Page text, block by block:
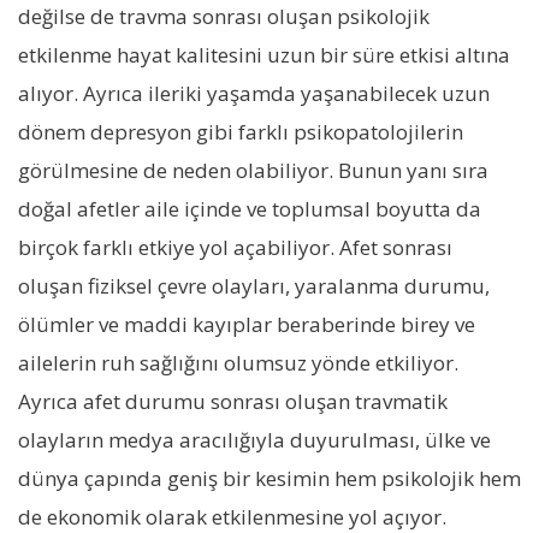
değilse de travma sonrası oluşan psikolojik
etkilenme hayat kalitesini uzun bir süre etkisi altına
alıyor. Ayrıca ileriki yaşamda yaşanabilecek uzun
dönem depresyon gibi farklı psikopatolojilerin
görülmesine de neden olabiliyor. Bunun yanı sıra
doğal afetler aile içinde ve toplumsal boyutta da
birçok farklı etkiye yol açabiliyor. Afet sonrası
oluşan fiziksel çevre olayları, yaralanma durumu,
ölümler ve maddi kayıplar beraberinde birey ve
ailelerin ruh sağlığını olumsuz yönde etkiliyor.
Ayrıca afet durumu sonrası oluşan travmatik
olayların medya aracılığıyla duyurulması, ülke ve
dünya çapında geniş bir kesimin hem psikolojik hem
de ekonomik olarak etkilenmesine yol açıyor.